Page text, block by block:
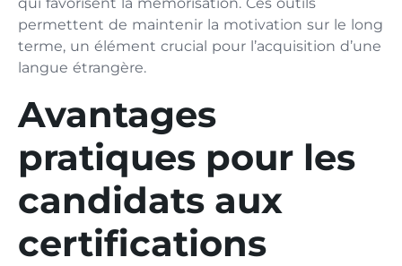
permettent de maintenir la motivation sur le long
terme, un élément crucial pour l’acquisition d’une
langue étrangère.
Avantages
pratiques pour les
candidats aux
certifications